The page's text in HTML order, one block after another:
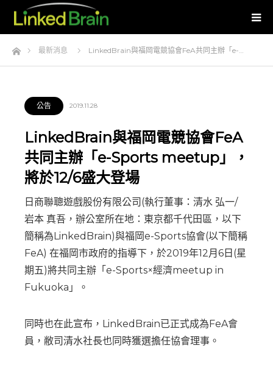
Home最新消息 LinkedBrain與福岡電競協會FeA共同主辦「e-…
公告 2019.11.28
LinkedBrain與福岡電競協會FeA
共同主辦「e-Sports meetup」，
將於12/6盛大登場
日商聯聰遊戲股份有限公司(執行董事：清水 弘一/
岩本 真吾，辦公室所在地：東京都千代田區，以下
簡稱為LinkedBrain)與福岡e-Sports協會(以下簡稱
FeA) 在福岡市政府的指導下，於2019年12月6日(星
期五)將共同主辦「e-Sports×經濟meetup in
Fukuoka」。
同時也在此宣布，LinkedBrain已正式成為FeA會
員，敝司清水社長也同時獲選擔任協會理事。